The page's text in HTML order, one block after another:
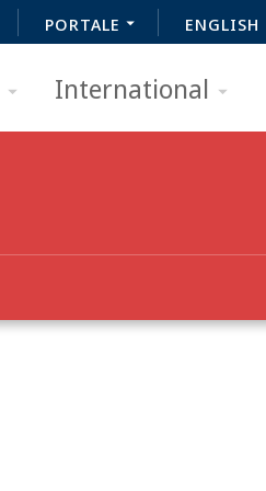
PORTALE ENGLISH
International